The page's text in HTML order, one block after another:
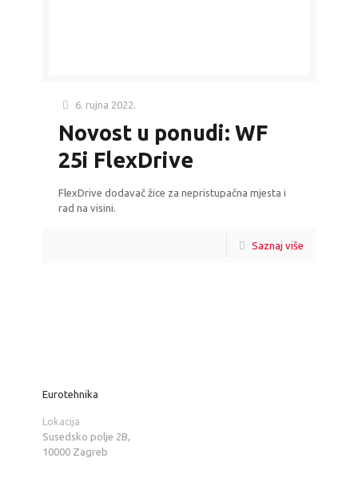
6. rujna 2022.
Novost u ponudi: WF
25i FlexDrive
FlexDrive dodavač žice za nepristupačna mjesta i
rad na visini.
Saznaj više
Eurotehnika
Lokacija
Susedsko polje 2B,
10000 Zagreb